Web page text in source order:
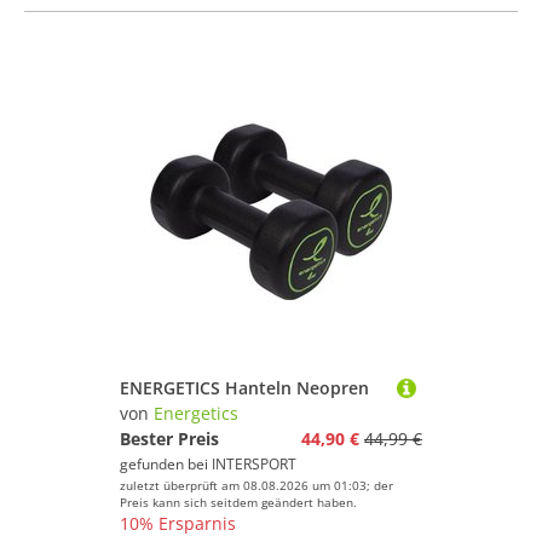
ENERGETICS Hanteln Neopren
von Energetics
Bester Preis
44,90 € 44,99 €
gefunden bei INTERSPORT
zuletzt überprüft am 08.08.2026 um 01:03; der
Preis kann sich seitdem geändert haben.
10% Ersparnis